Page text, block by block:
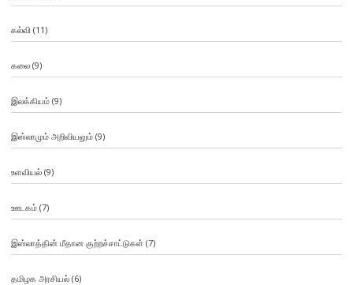
கல்வி (11)
கலை(9)
இலக்கியம்(9)
இஸ்லாமும் அறிவியலும்(9)
உளவியல்(9)
ஊடகம்(7)
இஸ்லாத்தின் மீதான குற்றச்சாட்டுகள் (7)
தமிழக அரசியல்(6)